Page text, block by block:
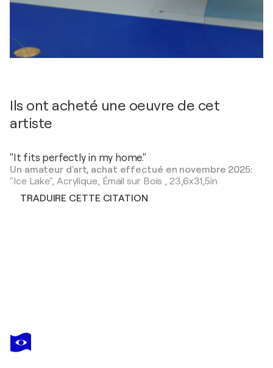
Ils ont acheté une oeuvre de cet
artiste
"It fits perfectly in my home."
Un amateur d'art, achat effectué en novembre 2025:
"Ice Lake", Acrylique, Émail sur Bois ,23,6x31,5in
TRADUIRE CETTE CITATION
CARLO OLPER
Miraggio